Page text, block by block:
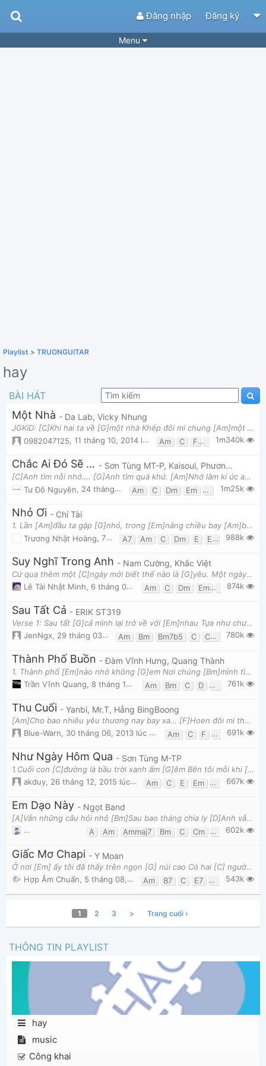
Đăng nhập Đăng ký
Menu
Playlist > TRUONGUITAR
hay
BÀI HÁT
Một Nhà - Da Lab, Vicky Nhung
JGKiD: [C]Khi hai ta về [G]một nhà Khép đôi mi chung [Am]một giường Đôi khi mơ cùng [F]một giấc
0982047125, 11 tháng 10, 2014 lúc 01:34pm Am C F 1m340k
Chắc Ai Đó Sẽ Về - Sơn Tùng MT-P, Kaisoul, Phương Ly
[C]Anh tìm nỗi nhớ…. [G]Anh tìm quá khứ. [Am]Nhớ lắm kí ức anh và [Em]em.... Trả lại [F]anh yêu th
Tư Đô Nguyên, 24 tháng 10, 2014 lúc 03:07pm Am C Dm Em F Fm G
1m25k
Nhỏ Ơi - Chí Tài
1. Lần [Am]đầu ta gặp [G]nhỏ, trong [Em]nắng chiều bay [Am]bay Ngập[Am] ngừng ta hỏi [G]nhỏ, nhỏ [G
Trương Nhật Hoàng, 7 tháng 08, 2013 lúc 12:58pm A7 Am C Dm E E7 Em G
988k
Suy Nghĩ Trong Anh - Nam Cường, Khắc Việt
Cứ qua thêm một [C]ngày mới biết thế nào là [G]yêu. Một ngày trôi qua vội [Am]vã nhưng trong anh rấ
Lê Tài Nhật Minh, 6 tháng 08, 2013 lúc 12:12am Am C Dm Em G
874k
Sau Tất Cả - ERIK ST319
Verse 1: Sau tất [G]cả mình lại trở về với [Em]nhau Tựa như chưa bắt [Am]đầu, tựa như ta vừa mới [
JenNgx, 29 tháng 03, 2017 lúc 10:31am Am Bm Bm7b5 C Cm D E Em
780k
Thành Phố Buồn - Đàm Vĩnh Hưng, Quang Thành
1. Thành phố [Em]nào nhớ không [G]em Nơi chúng [Bm]mình tìm phút êm [Em]đềm Thành phố [G]nào vừa đ
Trần Vĩnh Quang, 8 tháng 12, 2016 lúc 09:10pm Am Bm C D Em G
761k
Thu Cuối - Yanbi, Mr.T, Hẳng BingBoong
[Am]Cho bao nhiêu yêu thương nay bay xa… [F]Hoen đôi mi thu đưa em qua… Đã [C]từng ngọt ngào giờ n
Blue-Warn, 30 tháng 06, 2013 lúc 10:04am Am C F G 691k
Như Ngày Hôm Qua - Sơn Tùng M-TP
1.Cuối con [C]đường là bầu trời xanh ấm [G]êm Bên tôi mỗi khi [Am]buồn lặng lẽ xóa tan âu [Em]lo G
akduy, 26 tháng 12, 2015 lúc 11:37am Am C E Em F G
667k
Em Dạo Này - Ngọt Band
[A]Vẫn những câu hỏi nhỏ [Bm]Sau bao tháng chia ly [D]Anh vẫn thường thắc mắc [E]Khi anh không
Dương Công Vủ
22 tháng 10, 2017 lúc 10:45pm
A Am Ammaj7 Bm C Cm Cmaj7 D
602k
Giấc Mơ Chapi - Y Moan
Ở nơi [Em] ấy tôi đã thấy trên ngọn [G] núi cao Có hai [C] người, chỉ có hai [B7] người yêu [Am] nh
Hợp Âm Chuẩn
5 tháng 08, 2013 lúc 03:40pm Am B7 C E7 Em G
543k
1 2 3 > Trang cuối ›
THÔNG TIN PLAYLIST
hay
music
Công khai